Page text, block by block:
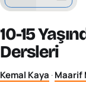
10-15
Dersleri
Kemal Kaya ·Maarif